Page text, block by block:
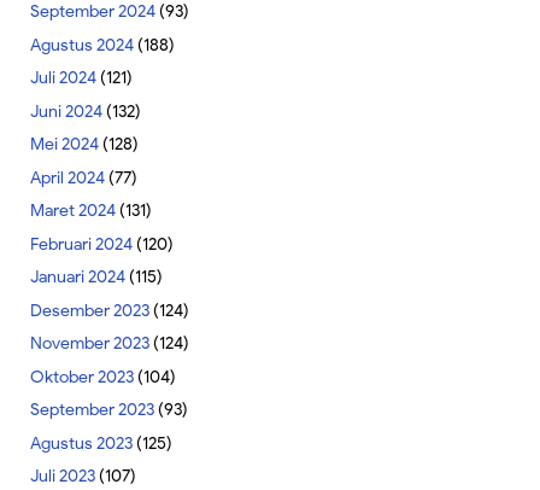
September 2024(93)
Agustus 2024(188)
Juli 2024(121)
Juni 2024(132)
Mei 2024(128)
April 2024(77)
Maret 2024(131)
Februari 2024(120)
Januari 2024(115)
Desember 2023(124)
November 2023(124)
Oktober 2023(104)
September 2023(93)
Agustus 2023(125)
Juli 2023(107)